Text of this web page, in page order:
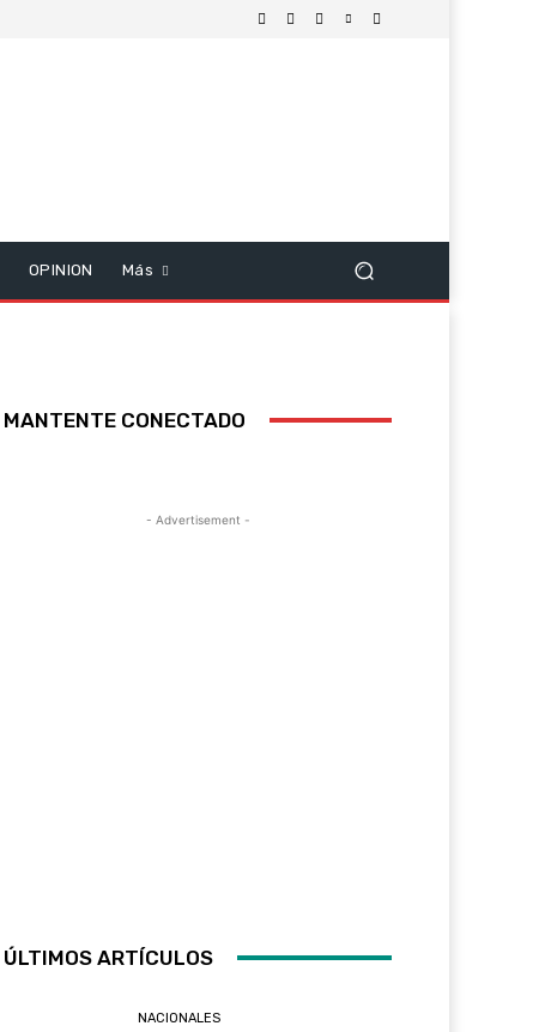
OPINION Más
MANTENTE CONECTADO
- Advertisement -
ÚLTIMOS ARTÍCULOS
NACIONALES